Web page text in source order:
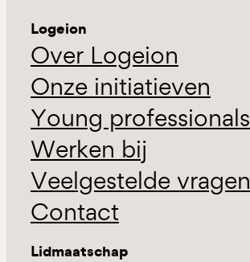
Logeion
Over Logeion
Onze initiatieven
Young professionals
Werken bij
Veelgestelde vragen
Contact
Lidmaatschap